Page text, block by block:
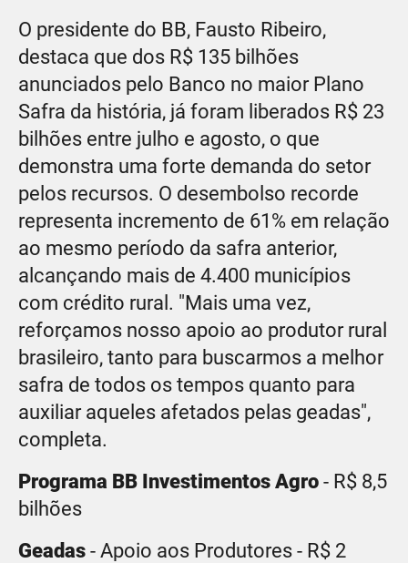
O presidente do BB, Fausto Ribeiro,
destaca que dos R$ 135 bilhões
anunciados pelo Banco no maior Plano
Safra da história, já foram liberados R$ 23
bilhões entre julho e agosto, o que
demonstra uma forte demanda do setor
pelos recursos. O desembolso recorde
representa incremento de 61% em relação
ao mesmo período da safra anterior,
alcançando mais de 4.400 municípios
com crédito rural. "Mais uma vez,
reforçamos nosso apoio ao produtor rural
brasileiro, tanto para buscarmos a melhor
safra de todos os tempos quanto para
auxiliar aqueles afetados pelas geadas",
completa.
Programa BB Investimentos Agro - R$ 8,5
bilhões
Geadas - Apoio aos Produtores - R$ 2